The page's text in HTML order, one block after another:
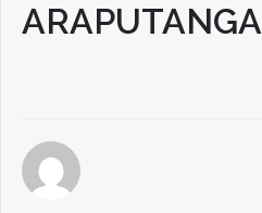
ARAPUTANGA